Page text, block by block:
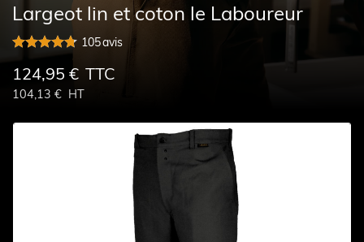
Largeot lin et coton le Laboureur
105avis
124,95 € TTC
104,13 € HT